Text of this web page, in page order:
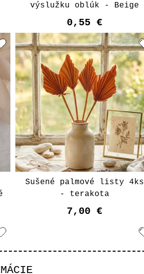
výslužku oblúk - Beige
0,55 €
Sušené palmové listy 4ks
- terakota
7,00 €